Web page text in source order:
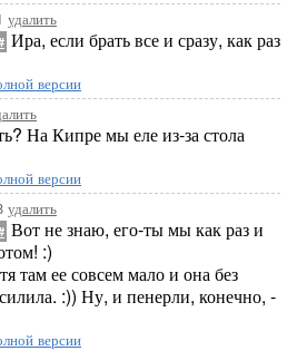
удалить
Ира, если брать все и сразу, как раз
версии
На Кипре мы еле из-за стола
версии
удалить
Вот не знаю, его-ты мы как раз и
:)
там ее совсем мало и она без
:)) Ну, и пенерли, конечно, -
версии